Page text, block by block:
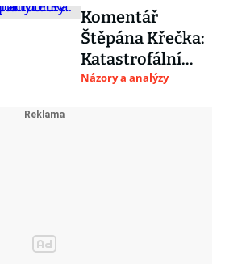
Komentář
Štěpána Křečka:
Katastrofální
dopady
Názory a analýzy